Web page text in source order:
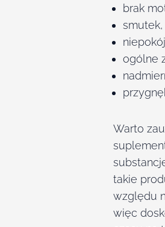
brak
smutek,
ogólne
Warto
takie
względu
więc